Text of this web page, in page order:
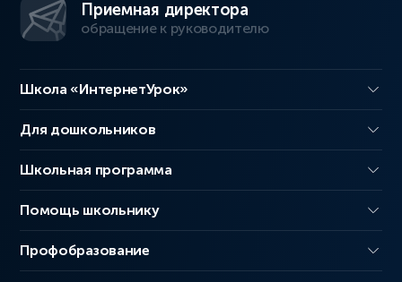
Приемная директора
обращение к руководителю
Школа «ИнтернетУрок»
Для дошкольников
Школьная программа
Помощь школьнику
Профобразование